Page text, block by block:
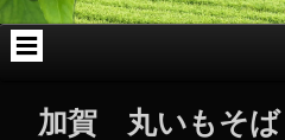
加賀 丸いもそば